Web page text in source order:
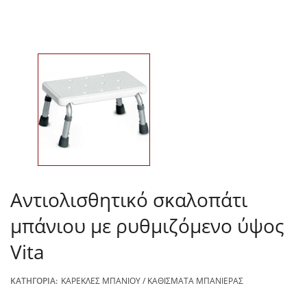
Αντιολισθητικό σκαλοπάτι
μπάνιου με ρυθμιζόμενο ύψος
Vita
ΚΑΤΗΓΟΡΊΑ: ΚΑΡΈΚΛΕΣ ΜΠΆΝΙΟΥ / ΚΑΘΊΣΜΑΤΑ ΜΠΑΝΙΈΡΑΣ